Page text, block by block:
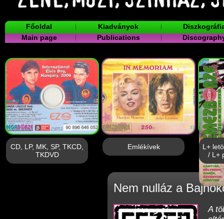
Főoldal Kiadványok
Main page
Publications
CD, LP, MK, SP, TKCD,
TKDVD
Emlékívek
L+
/ L+
Nem nulláz a
A